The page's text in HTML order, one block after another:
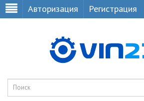
Авторизация Регистрация